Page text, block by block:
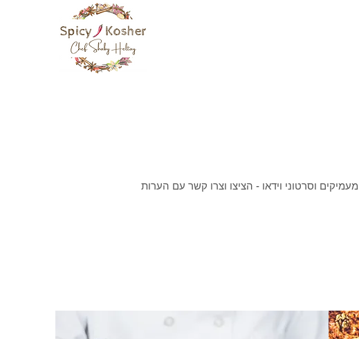
וסרטוני וידאו - הציצו וצרו קשר עם הערות